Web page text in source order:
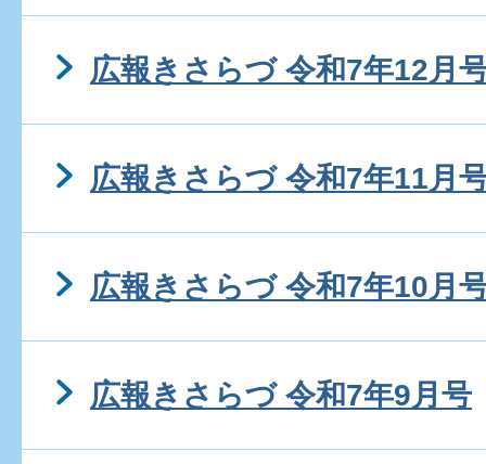
広報きさらづ 令和7年12月
広報きさらづ 令和7年11月
広報きさらづ 令和7年10月
広報きさらづ 令和7年9月号